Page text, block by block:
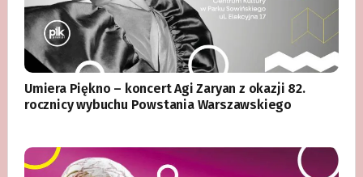
Umiera Piękno – koncert Agi Zaryan z okazji 82.
rocznicy wybuchu Powstania Warszawskiego